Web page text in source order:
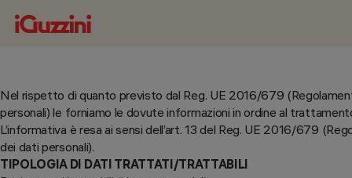
Nel rispetto di quanto previsto dal Reg. UE 2016/679
personali) le forniamo le dovute informazioni in ordine al
L’informativa è resa ai sensi dell’art. 13 del Reg. UE 2016/679
dei dati personali).
TIPOLOGIA DI DATI TRATTATI/TRATTABILI